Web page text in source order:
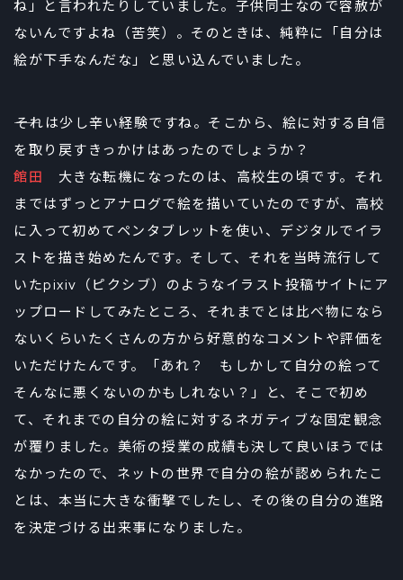
ね」と言われたりしていました。子供同士なので容赦が
ないんですよね（苦笑）。そのときは、純粋に「自分は
絵が下手なんだな」と思い込んでいました。
――それは少し辛い経験ですね。そこから、絵に対する自信
を取り戻すきっかけはあったのでしょうか？
館田 大きな転機になったのは、高校生の頃です。それ
まではずっとアナログで絵を描いていたのですが、高校
に入って初めてペンタブレットを使い、デジタルでイラ
ストを描き始めたんです。そして、それを当時流行して
いたpixiv（ピクシブ）のようなイラスト投稿サイトにア
ップロードしてみたところ、それまでとは比べ物になら
ないくらいたくさんの方から好意的なコメントや評価を
いただけたんです。「あれ？ もしかして自分の絵って
そんなに悪くないのかもしれない？」と、そこで初め
て、それまでの自分の絵に対するネガティブな固定観念
が覆りました。美術の授業の成績も決して良いほうでは
なかったので、ネットの世界で自分の絵が認められたこ
とは、本当に大きな衝撃でしたし、その後の自分の進路
を決定づける出来事になりました。